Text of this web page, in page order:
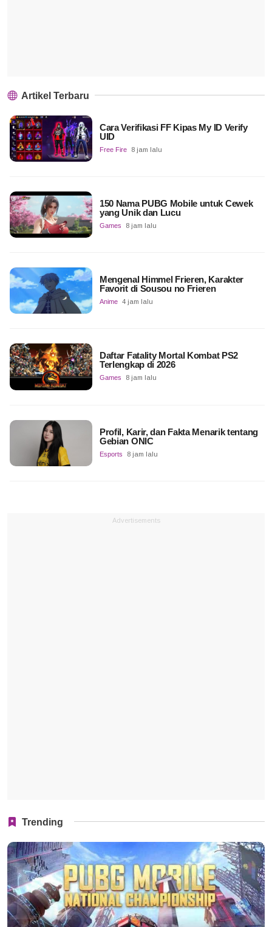
Artikel Terbaru
Cara Verifikasi FF Kipas My ID Verify
UID
Free Fire 8 jam lalu
150 Nama PUBG Mobile untuk Cewek
yang Unik dan Lucu
Games 8 jam lalu
Mengenal Himmel Frieren, Karakter
Favorit di Sousou no Frieren
Anime 4 jam lalu
Daftar Fatality Mortal Kombat PS2
Terlengkap di 2026
Games 8 jam lalu
Profil, Karir, dan Fakta Menarik tentang
Gebian ONIC
Esports 8 jam lalu
Advertisements
Trending